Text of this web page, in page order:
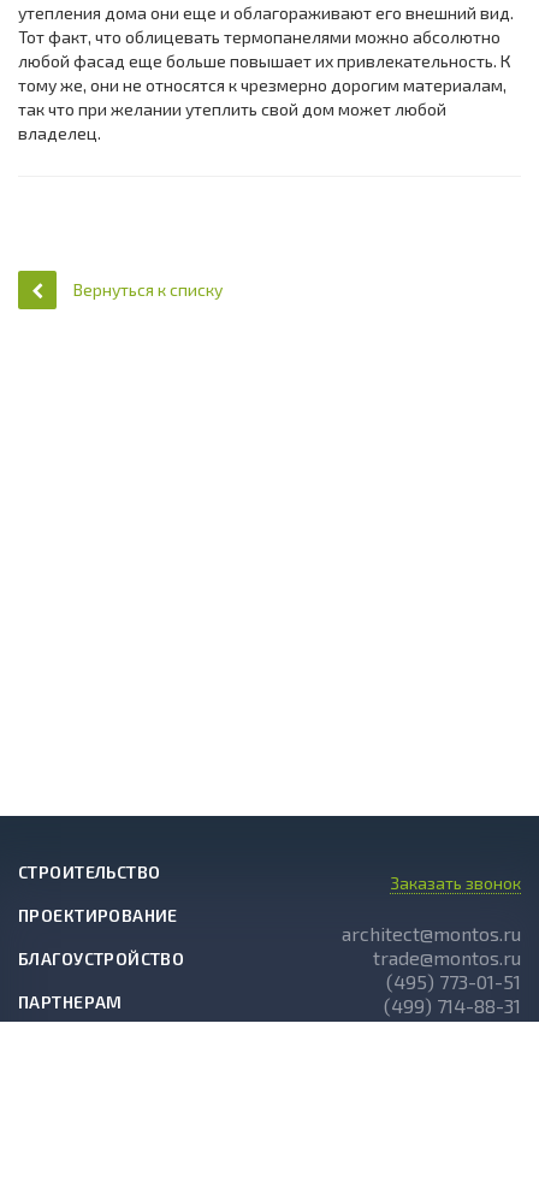
утепления дома они еще и облагораживают его внешний вид.
Тот факт, что облицевать термопанелями можно абсолютно
любой фасад еще больше повышает их привлекательность. К
тому же, они не относятся к чрезмерно дорогим материалам,
так что при желании утеплить свой дом может любой
владелец.
Вернуться к списку
СТРОИТЕЛЬСТВО
ПРОЕКТИРОВАНИЕ
БЛАГОУСТРОЙСТВО
ПАРТНЕРАМ
Заказать звонок
architect@montos.ru
trade@montos.ru
(495) 773-01-51
(499) 714-88-31